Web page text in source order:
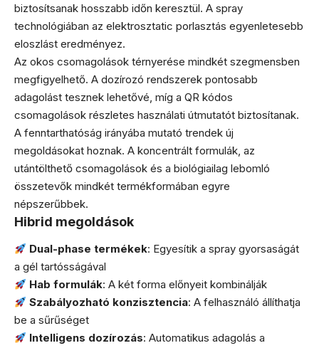
biztosítsanak hosszabb időn keresztül. A spray
technológiában az elektrosztatic porlasztás egyenletesebb
eloszlást eredményez.
Az okos csomagolások térnyerése mindkét szegmensben
megfigyelhető. A dozírozó rendszerek pontosabb
adagolást tesznek lehetővé, míg a QR kódos
csomagolások részletes használati útmutatót biztosítanak.
A fenntarthatóság irányába mutató trendek új
megoldásokat hoznak. A koncentrált formulák, az
utántölthető csomagolások és a biológiailag lebomló
összetevők mindkét termékformában egyre
népszerűbbek.
Hibrid megoldások
Dual-phase termékek: Egyesítik a spray gyorsaságát
a gél tartósságával
Hab formulák: A két forma előnyeit kombinálják
Szabályozható konzisztencia: A felhasználó állíthatja
be a sűrűséget
Intelligens dozírozás: Automatikus adagolás a